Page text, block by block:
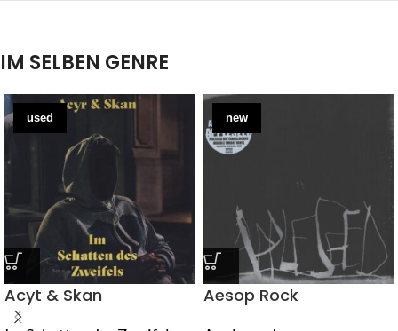
IM SELBEN GENRE
used
Acyt & Skan
new
Aesop Rock